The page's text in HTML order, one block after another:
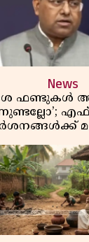
News
ഫണ്ടുകൾ